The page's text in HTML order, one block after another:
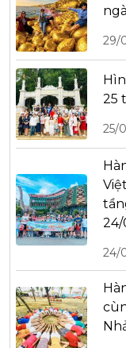
29/
25
25/
24/
24/